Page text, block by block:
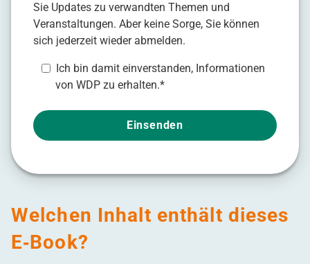
Sie Updates zu verwandten Themen und
Veranstaltungen. Aber keine Sorge, Sie können
sich jederzeit wieder abmelden.
Ich bin damit einverstanden, Informationen
von WDP zu erhalten.*
Welchen Inhalt enthält dieses
E‑Book?